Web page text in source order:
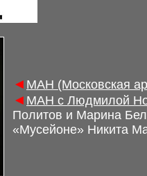
◄ МАН (Московская
◄ МАН с Людмилой
Политов и Марина
«Мусейоне» Никита